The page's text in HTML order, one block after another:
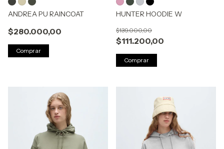
ANDREA PU RAINCOAT
$280.000,00
Comprar
HUNTER HOODIE W
$111.200,00
$139.000,00
Comprar